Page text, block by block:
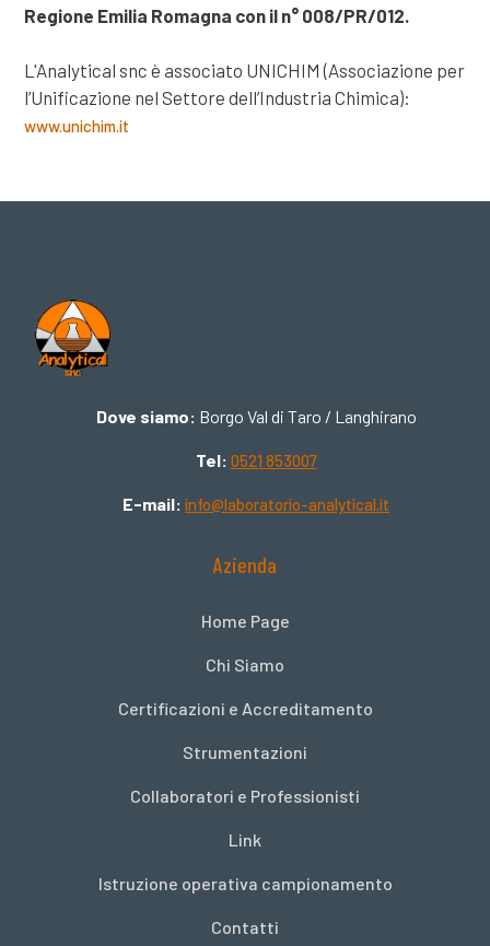
Regione Emilia Romagna con il n° 008/PR/012.
L'Analytical snc è associato UNICHIM (Associazione per
l’Unificazione nel Settore dell’Industria Chimica):
www.unichim.it
Dove siamo: Borgo Val di Taro / Langhirano
Tel: 0521 853007
E-mail: info@laboratorio-analytical.it
Azienda
Home Page
Chi Siamo
Certificazioni e Accreditamento
Strumentazioni
Collaboratori e Professionisti
Link
Istruzione operativa campionamento
Contatti